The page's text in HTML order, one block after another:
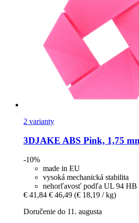
2 varianty
3DJAKE ABS Pink, 1,75
-10%
made in EU
vysoká mechanická stabilita
nehorľavosť podľa UL 94 HB
€ 41,84 € 46,49 (€ 18,19 / kg)
Doručenie do 11. augusta